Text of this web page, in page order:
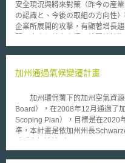
安全現況與將來對策（昨今の産
の認識と、今後の取組の方向性
企業所展開的攻擊，有顯著增長
出報告；若會對多數利害關係人
資通安全聯盟（原文為サプライ
人情報処理推進機構，IPA）為
通安全之整體性策略，而經產省
除支援產業界合作，亦藉此強化
只要贊同上述經產省政策方向
SC3。針對產業供應鏈遭遇資安
服務），邀集具相關專長之企業
加州通過氣候變遷計畫
加州環保署下的加州空氣資源
Board），在2008年12月通過了
Scoping Plan），目標是在2020
準，本計畫是依加州州長
出。加州是美國第一個如此正式